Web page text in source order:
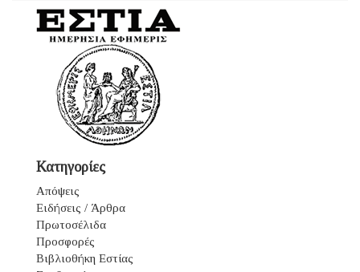
Κατηγορίες
Απόψεις
Ειδήσεις / Άρθρα
Πρωτοσέλιδα
Προσφορές
Βιβλιοθήκη Εστίας